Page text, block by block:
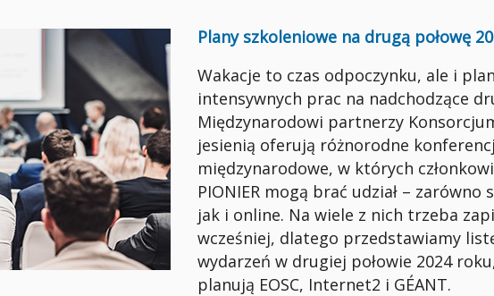
Plany szkoleniowe na drugą połowę
Wakacje to czas odpoczynku, ale i
intensywnych prac na nadchodzące
Międzynarodowi partnerzy
jesienią oferują różnorodne
międzynarodowe, w których
PIONIER mogą brać udział – zarówno
jak i online. Na wiele z nich trzeba
wcześniej, dlatego przedstawiamy
wydarzeń w drugiej połowie 2024
planują EOSC, Internet2 i GÉANT.